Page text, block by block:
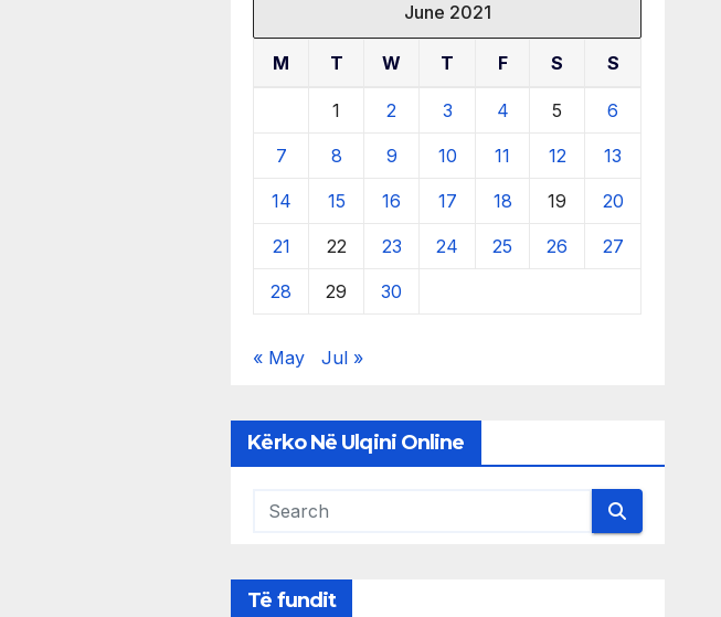
June 2021
M T W T F S S
1 2 3 4 5 6
7 8 9 10 11 12 13
14 15 16 17 18 19 20
21 22 23 24 25 26 27
28 29 30
« May Jul »
Kërko Në Ulqini Online
Të fundit